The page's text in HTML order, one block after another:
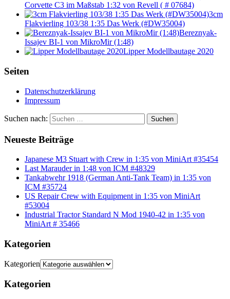
Corvette C3 im Maßstab 1:32 von Revell ( # 07684)
3cm
Flakvierling 103/38 1:35 Das Werk (#DW35004)
Bereznyak-
Issajev BI-1 von MikroMir (1:48)
Lipper Modellbautage 2020
Seiten
Datenschutzerklärung
Impressum
Suchen nach: Suchen
Neueste Beiträge
Japanese M3 Stuart with Crew in 1:35 von MiniArt #35454
Last Marauder in 1:48 von ICM #48329
Tankabwehr 1918 (German Anti-Tank Team) in 1:35 von
ICM #35724
US Repair Crew with Equipment in 1:35 von MiniArt
#53004
Industrial Tractor Standard N Mod 1940-42 in 1:35 von
MiniArt # 35466
Kategorien
Kategorien
Kategorien